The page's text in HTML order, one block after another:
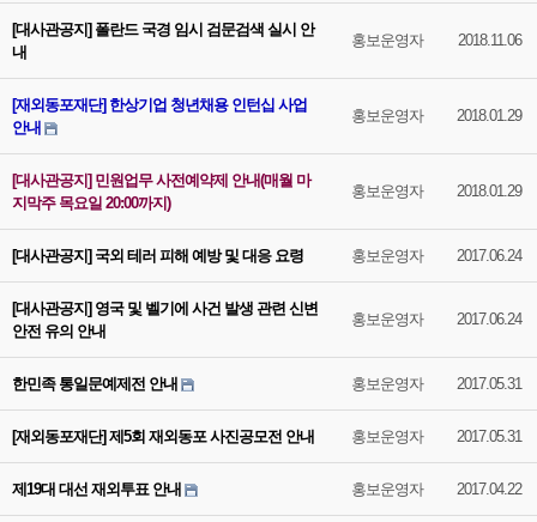
[대사관공지] 폴란드 국경 임시 검문검색 실시 안
내
홍보운영자 2018.11.06
[재외동포재단] 한상기업 청년채용 인턴십 사업
안내
홍보운영자 2018.01.29
[대사관공지] 민원업무 사전예약제 안내(매월 마
지막주 목요일 20:00까지)
홍보운영자 2018.01.29
[대사관공지] 국외 테러 피해 예방 및 대응 요령 홍보운영자 2017.06.24
[대사관공지] 영국 및 벨기에 사건 발생 관련 신변
안전 유의 안내
홍보운영자 2017.06.24
한민족 통일문예제전 안내 홍보운영자 2017.05.31
[재외동포재단] 제5회 재외동포 사진공모전 안내 홍보운영자 2017.05.31
제19대 대선 재외투표 안내 홍보운영자 2017.04.22